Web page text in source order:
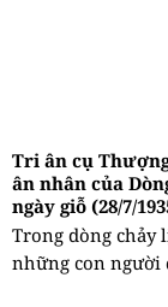
Tri ân cụ
ân nhân của
ngày giỗ (28/7/
Trong dòng chảy
những con người